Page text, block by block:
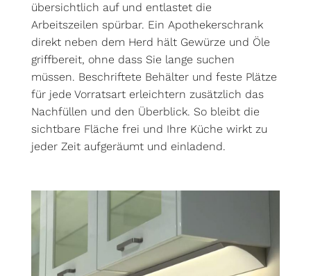
übersichtlich auf und entlastet die
Arbeitszeilen spürbar. Ein Apothekerschrank
direkt neben dem Herd hält Gewürze und Öle
griffbereit, ohne dass Sie lange suchen
müssen. Beschriftete Behälter und feste Plätze
für jede Vorratsart erleichtern zusätzlich das
Nachfüllen und den Überblick. So bleibt die
sichtbare Fläche frei und Ihre Küche wirkt zu
jeder Zeit aufgeräumt und einladend.